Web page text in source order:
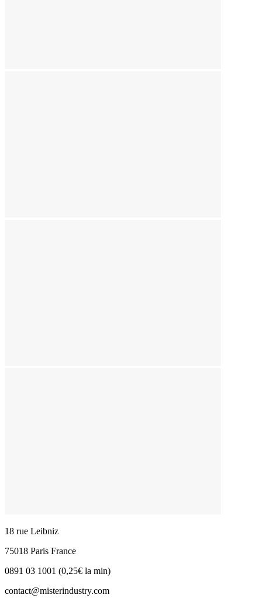
18 rue Leibniz
75018 Paris France
0891 03 1001 (0,25€ la min)
contact@misterindustry.com